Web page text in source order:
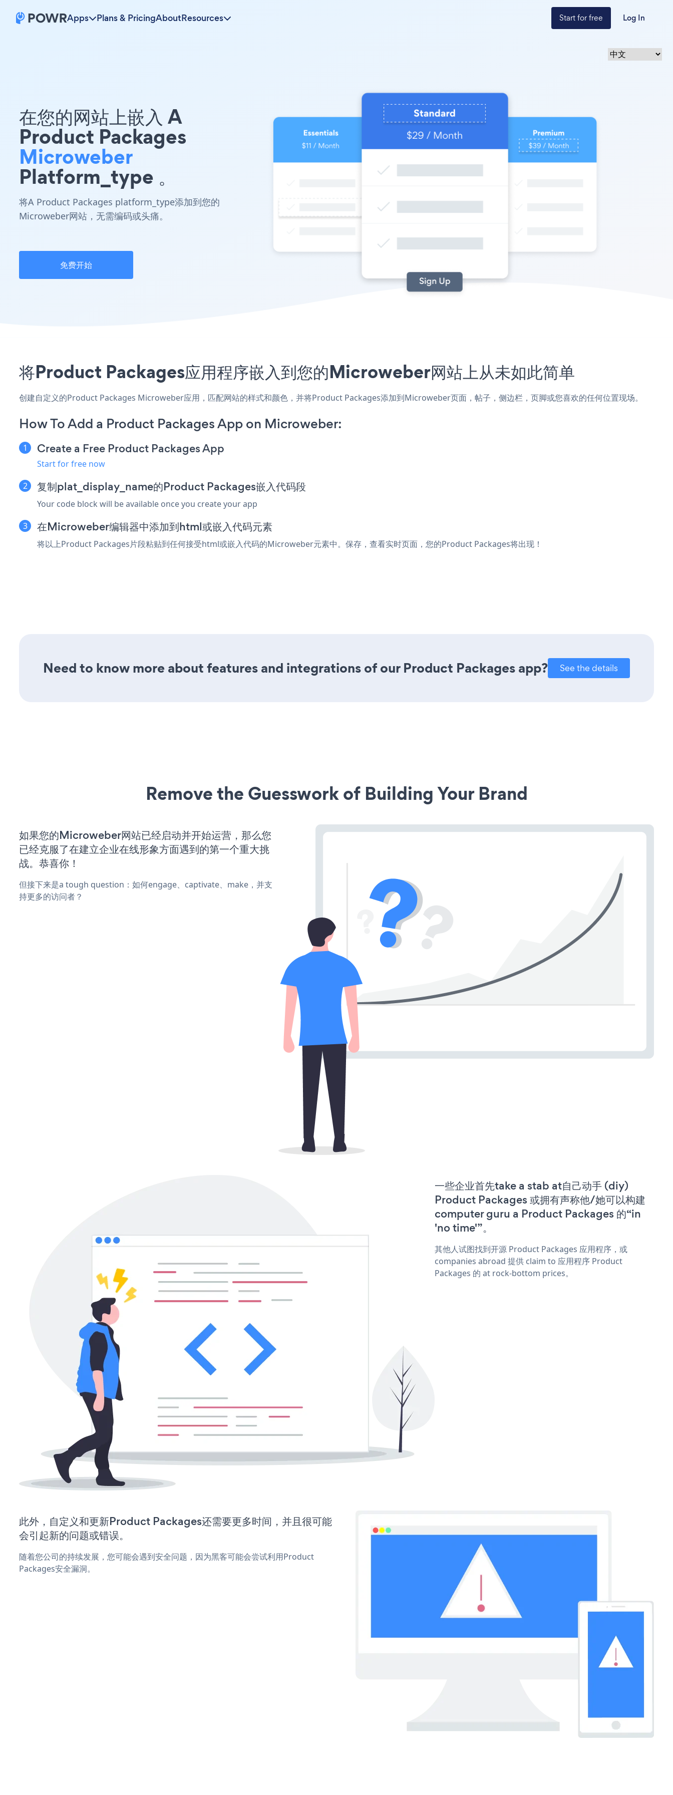
Apps Plans & PricingAboutResources Start for free Log In
在您的网站上嵌入 A
Product Packages
Microweber
Platform_type 。
将A Product Packages platform_type添加到您的
Microweber网站，无需编码或头痛。
免费开始
将Product Packages应用程序嵌入到您的Microweber网站上从未如此简单
创建自定义的Product Packages Microweber应用，匹配网站的样式和颜色，并将Product Packages添加到Microweber页面，帖子，侧边栏，页脚或您喜欢的任何位置现场。
How To Add a Product Packages App on Microweber:
Create a Free Product Packages App
Start for free now
复制plat_display_name的Product Packages嵌入代码段
Your code block will be available once you create your app
在Microweber编辑器中添加到html或嵌入代码元素
将以上Product Packages片段粘贴到任何接受html或嵌入代码的Microweber元素中。保存，查看实时页面，您的Product Packages将出现！
Need to know more about features and integrations of our Product Packages app? See the details
Remove the Guesswork of Building Your Brand
如果您的Microweber网站已经启动并开始运营，那么您
已经克服了在建立企业在线形象方面遇到的第一个重大挑
战。恭喜你！
但接下来是a tough question：如何engage、captivate、make，并支
持更多的访问者？
一些企业首先take a stab at自己动手 (diy)
Product Packages 或拥有声称他/她可以构建
computer guru a Product Packages 的“in
'no time'”。
其他人试图找到开源 Product Packages 应用程序，或
companies abroad 提供 claim to 应用程序 Product
Packages 的 at rock-bottom prices。
此外，自定义和更新Product Packages还需要更多时间，并且很可能
会引起新的问题或错误。
随着您公司的持续发展，您可能会遇到安全问题，因为黑客可能会尝试利用Product
Packages安全漏洞。